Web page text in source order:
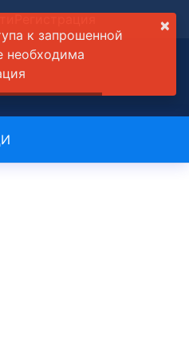
×
к запрошенной
необходима